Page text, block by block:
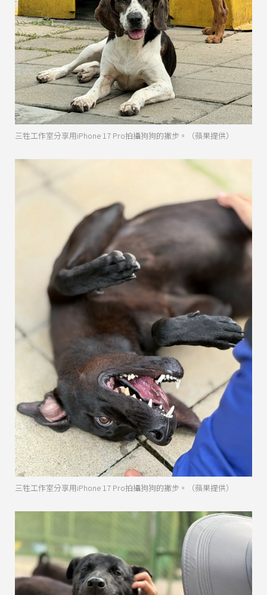
三牲工作室分享用iPhone 17 Pro拍攝狗狗的撇步。（蘋果提供）
三牲工作室分享用iPhone 17 Pro拍攝狗狗的撇步。（蘋果提供）